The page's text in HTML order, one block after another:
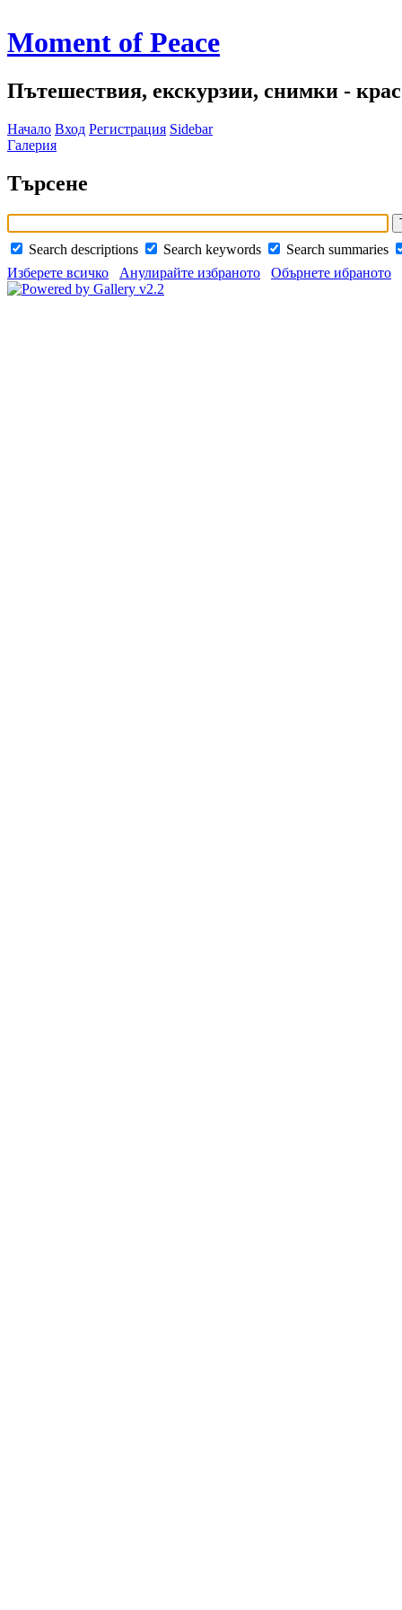
Moment of Peace
Пътешествия, екскурзии, снимки -
Начало Вход Регистрация Sidebar
Галерия
Търсене
Search descriptions Search keywords
Search summaries
Изберете всичко
Анулирайте избраното Обърнете ибраното